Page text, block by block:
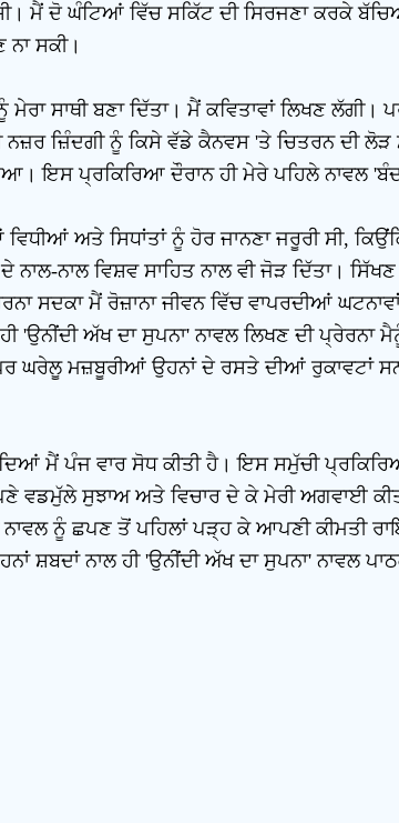
ਮੈਂ ਦੋ ਘੰਟਿਆਂ ਵਿੱਚ ਸਕਿੱਟ ਦੀ ਸਿਰਜਣਾ ਕਰਕੇ
ਸਕੀ।
ਸਾਥੀ ਬਣਾ ਦਿੱਤਾ। ਮੈਂ ਕਵਿਤਾਵਾਂ ਲਿਖਣ
ਨਜ਼ਰ ਜ਼ਿੰਦਗੀ ਨੂੰ ਕਿਸੇ ਵੱਡੇ ਕੈਨਵਸ 'ਤੇ ਚਿਤਰਨ ਦੀ
ਇਸ ਪ੍ਰਕਿਰਿਆ ਦੌਰਾਨ ਹੀ ਮੇਰੇ ਪਹਿਲੇ ਨਾਵਲ
ਅਤੇ ਸਿਧਾਂਤਾਂ ਨੂੰ ਹੋਰ ਜਾਨਣਾ ਜਰੂਰੀ ਸੀ,
ਨਾਲ ਵਿਸ਼ਵ ਸਾਹਿਤ ਨਾਲ ਵੀ ਜੋੜ ਦਿੱਤਾ।
ਸਦਕਾ ਮੈਂ ਰੋਜ਼ਾਨਾ ਜੀਵਨ ਵਿੱਚ ਵਾਪਰਦੀਆਂ
ਅੱਖ ਦਾ ਸੁਪਨਾ' ਨਾਵਲ ਲਿਖਣ ਦੀ ਪ੍ਰੇਰਨਾ
ਘਰੇਲੂ ਮਜ਼ਬੂਰੀਆਂ ਉਹਨਾਂ ਦੇ ਰਸਤੇ ਦੀਆਂ ਰੁਕਾਵਟਾਂ
ਮੈਂ ਪੰਜ ਵਾਰ ਸੋਧ ਕੀਤੀ ਹੈ। ਇਸ ਸਮੁੱਚੀ
ਵਡਮੁੱਲੇ ਸੁਝਾਅ ਅਤੇ ਵਿਚਾਰ ਦੇ ਕੇ ਮੇਰੀ ਅਗਵਾਈ
ਨੂੰ ਛਪਣ ਤੋਂ ਪਹਿਲਾਂ ਪੜ੍ਹ ਕੇ ਆਪਣੀ ਕੀਮਤੀ
ਸ਼ਬਦਾਂ ਨਾਲ ਹੀ 'ਉਨੀਂਦੀ ਅੱਖ ਦਾ ਸੁਪਨਾ' ਨਾਵਲ